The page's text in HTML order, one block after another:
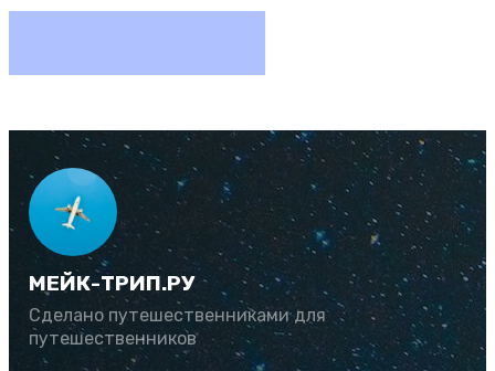
МЕЙК-ТРИП.РУ
Сделано путешественниками для
путешественников